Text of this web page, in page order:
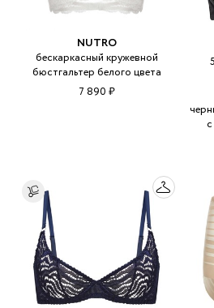
NUTRO
бескаркасный кружевной
бюстгальтер белого цвета
7 890 ₽